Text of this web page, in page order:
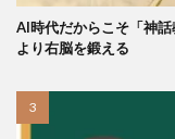
AI時代だからこそ「神
より右脳を鍛える